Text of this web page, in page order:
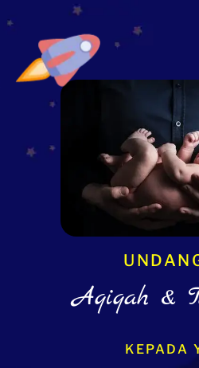
Aqiqah &
KEPADA